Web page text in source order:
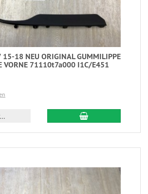
15-18 NEU ORIGINAL GUMMILIPPE
VORNE 71110t7a000 I1C/E451